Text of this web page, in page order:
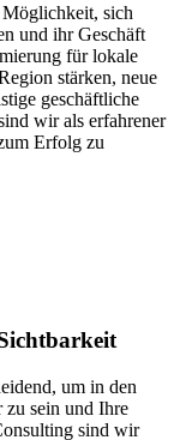
sich
und ihr Geschäft
für lokale
stärken, neue
geschäftliche
wir als erfahrener
Erfolg zu
um in den
zu sein und Ihre
sind wir